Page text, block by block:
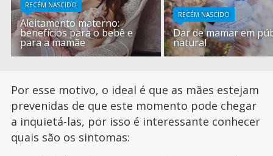
RECÉM NASCIDO
Aleitamento materno:
benefícios para o bebê e
para a mamãe
RECÉM NASCIDO
Dar de mamar em
natural
Por esse motivo, o ideal é que as mães estejam
prevenidas de que este momento pode chegar
a inquietá-las, por isso é interessante conhecer
quais são os sintomas: